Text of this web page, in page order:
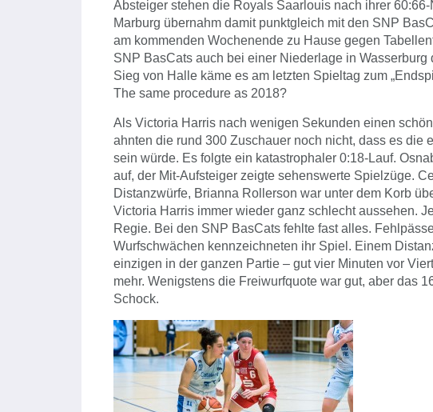
Absteiger stehen die Royals Saarlouis nach ihrer
Marburg übernahm damit punktgleich mit den SNP
am kommenden Wochenende zu Hause gegen
SNP BasCats auch bei einer Niederlage in
Sieg von Halle käme es am letzten Spieltag zum
The same procedure as 2018?
Als Victoria Harris nach wenigen Sekunden einen
ahnten die rund 300 Zuschauer noch nicht, dass es die
sein würde. Es folgte ein katastrophaler 0:18-Lauf.
auf, der Mit-Aufsteiger zeigte sehenswerte Spielzüge.
Distanzwürfe, Brianna Rollerson war unter dem Korb
Victoria Harris immer wieder ganz schlecht aussehen.
Regie. Bei den SNP BasCats fehlte fast alles.
Wurfschwächen kennzeichneten ihr Spiel. Einem
einzigen in der ganzen Partie – gut vier Minuten vor
mehr. Wenigstens die Freiwurfquote war gut, aber das
Schock.